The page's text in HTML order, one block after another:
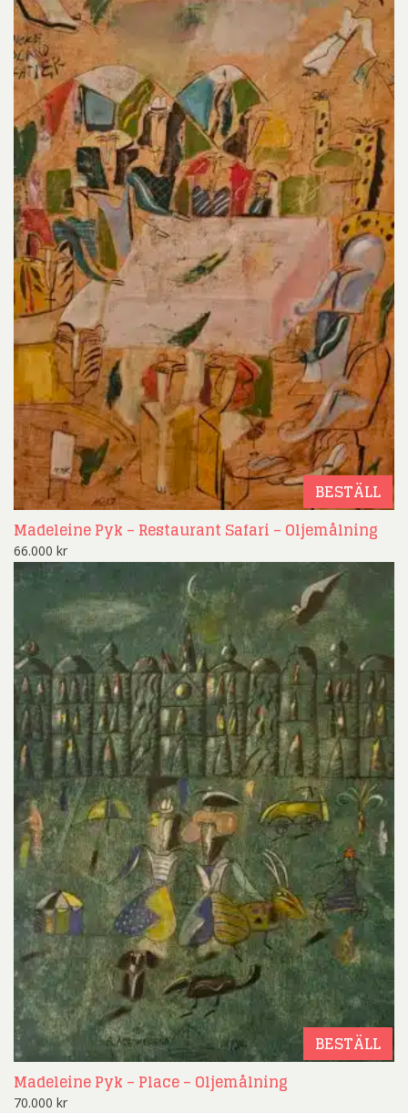
BESTÄLL
Madeleine Pyk – Restaurant Safari – Oljemålning
66.000 kr
BESTÄLL
Madeleine Pyk – Place – Oljemålning
70.000 kr